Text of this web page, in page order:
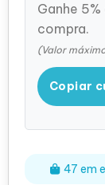
Ganhe
compra.
(Valor
Copiar
47 em